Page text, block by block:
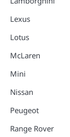
Lexus
Lotus
McLaren
Mini
Nissan
Peugeot
Range Rover